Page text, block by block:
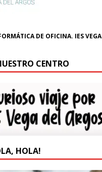
DE OFICINA. IES VEGA
CENTRO
HOLA!